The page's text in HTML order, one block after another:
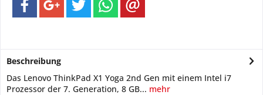
Beschreibung
Das Lenovo ThinkPad X1 Yoga 2nd Gen mit einem Intel i7
Prozessor der 7. Generation, 8 GB... mehr